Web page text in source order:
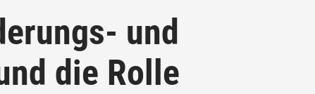
und
die Rolle